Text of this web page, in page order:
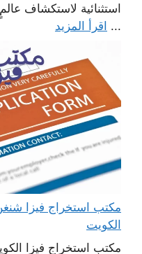
استثنائية لاستكشاف
... اقرأ المزيد
الكويت
مكتب استخراج فيزا